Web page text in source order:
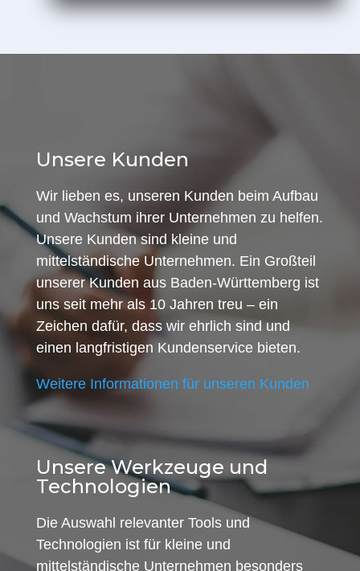
Unsere Kunden
Wir lieben es, unseren Kunden beim Aufbau
und Wachstum ihrer Unternehmen zu helfen.
Unsere Kunden sind kleine und
mittelständische Unternehmen. Ein Großteil
unserer Kunden aus Baden-Württemberg ist
uns seit mehr als 10 Jahren treu – ein
Zeichen dafür, dass wir ehrlich sind und
einen langfristigen Kundenservice bieten.
Weitere Informationen für unseren Kunden
Unsere Werkzeuge und
Technologien
Die Auswahl relevanter Tools und
Technologien ist für kleine und
mittelständische Unternehmen besonders